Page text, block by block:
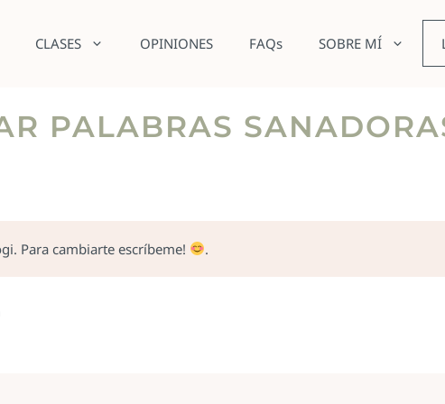
CLASES OPINIONES FAQs SOBRE MÍ
PALABRAS
Para cambiarte escríbeme! .